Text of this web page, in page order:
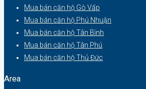
Mua bán căn hộ Gò Vấp
Mua bán căn hộ Phú Nhuận
Mua bán căn hộ Tân Bình
Mua bán căn hộ Tân Phú
Mua bán căn hộ Thủ Đức
Area